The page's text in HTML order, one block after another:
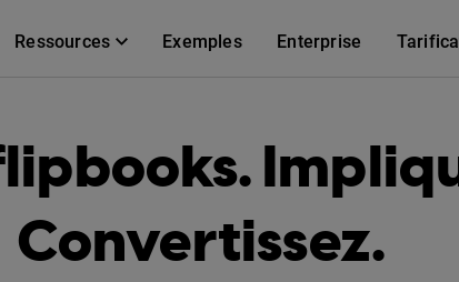
Ressources Exemples Enterprise
Convertissez.